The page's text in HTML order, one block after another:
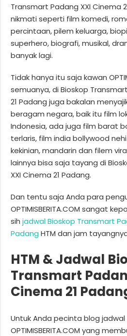
Transmart Padang XXI Cinema
nikmati seperti film komedi,
percintaan, pilem keluarga,
superhero, biografi, musikal,
banyak lagi.
Tidak hanya itu saja kawan
semuanya, di Bioskop
21 Padang juga bakalan
beragam negara, baik itu film
Indonesia, ada juga film barat
terlaris, film india bollywood
kekinian, mandarin dan filem
lainnya bisa saja tayang di
XXI Cinema 21 Padang.
Dan tentu saja Anda para
OPTIMISBERITA.COM sangat
sihjadwal Bioskop Transmart
Padang HTM dan jam
HTM & Jadwal
Transmart
Cinema 21
Untuk Anda pecinta blog
OPTIMISBERITA.COM yang